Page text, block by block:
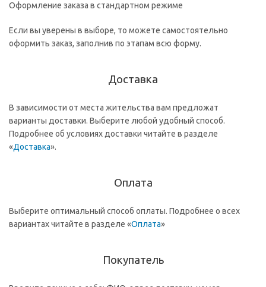
Оформление заказа в стандартном режиме
Если вы уверены в выборе, то можете самостоятельно
оформить заказ, заполнив по этапам всю форму.
Доставка
В зависимости от места жительства вам предложат
варианты доставки. Выберите любой удобный способ.
Подробнее об условиях доставки читайте в разделе
«Доставка».
Оплата
Выберите оптимальный способ оплаты. Подробнее о всех
вариантах читайте в разделе «Оплата»
Покупатель